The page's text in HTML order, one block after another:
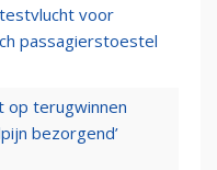
voor
passagierstoestel
op terugwinnen
bezorgend’